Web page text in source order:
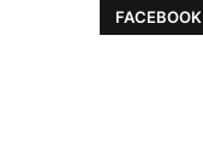
FACEBOOK